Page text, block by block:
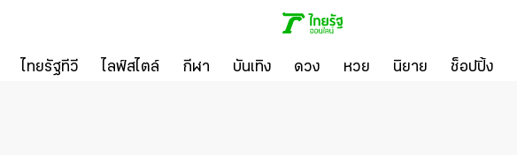
ไทยรัฐทีวี ไลฟ์สไตล์ กีฬา บันเทิง ดวง หวย นิยาย ช็อปปิ้ง